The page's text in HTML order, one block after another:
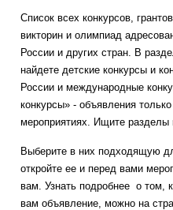
Список всех конкурсов,
викторин и олимпиад
России и других стран. В
найдете детские конкурсы и
России и международные
конкурсы» - объявления
мероприятиях. Ищите разделы
Выберите в них подходящую
откройте ее и перед вами
вам. Узнать подробнее о том,
вам объявление, можно на